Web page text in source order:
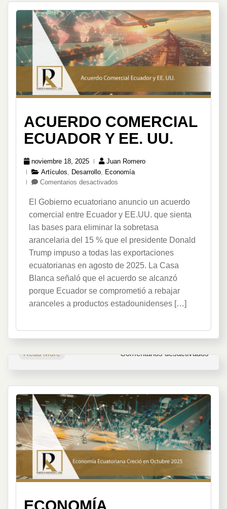
ACUERDO COMERCIAL
ECUADOR Y EE. UU.
noviembre 18, 2025
Juan Romero
Artículos
Desarrollo
Economía
Comentarios desactivados
comercial
Ecuador
EE.
UU.
El Gobierno ecuatoriano anuncio un acuerdo
comercial entre Ecuador y EE.UU. que sienta
las bases para eliminar la sobretasa
arancelaria del 15 % que el presidente Donald
Trump impuso a todas las exportaciones
ecuatorianas en agosto de 2025. La Casa
Blanca señaló que el acuerdo se alcanzó
porque Ecuador se comprometió a rebajar
aranceles a productos estadounidenses […]
Read More Comentarios desactivados
y
UU.
ECONOMÍA